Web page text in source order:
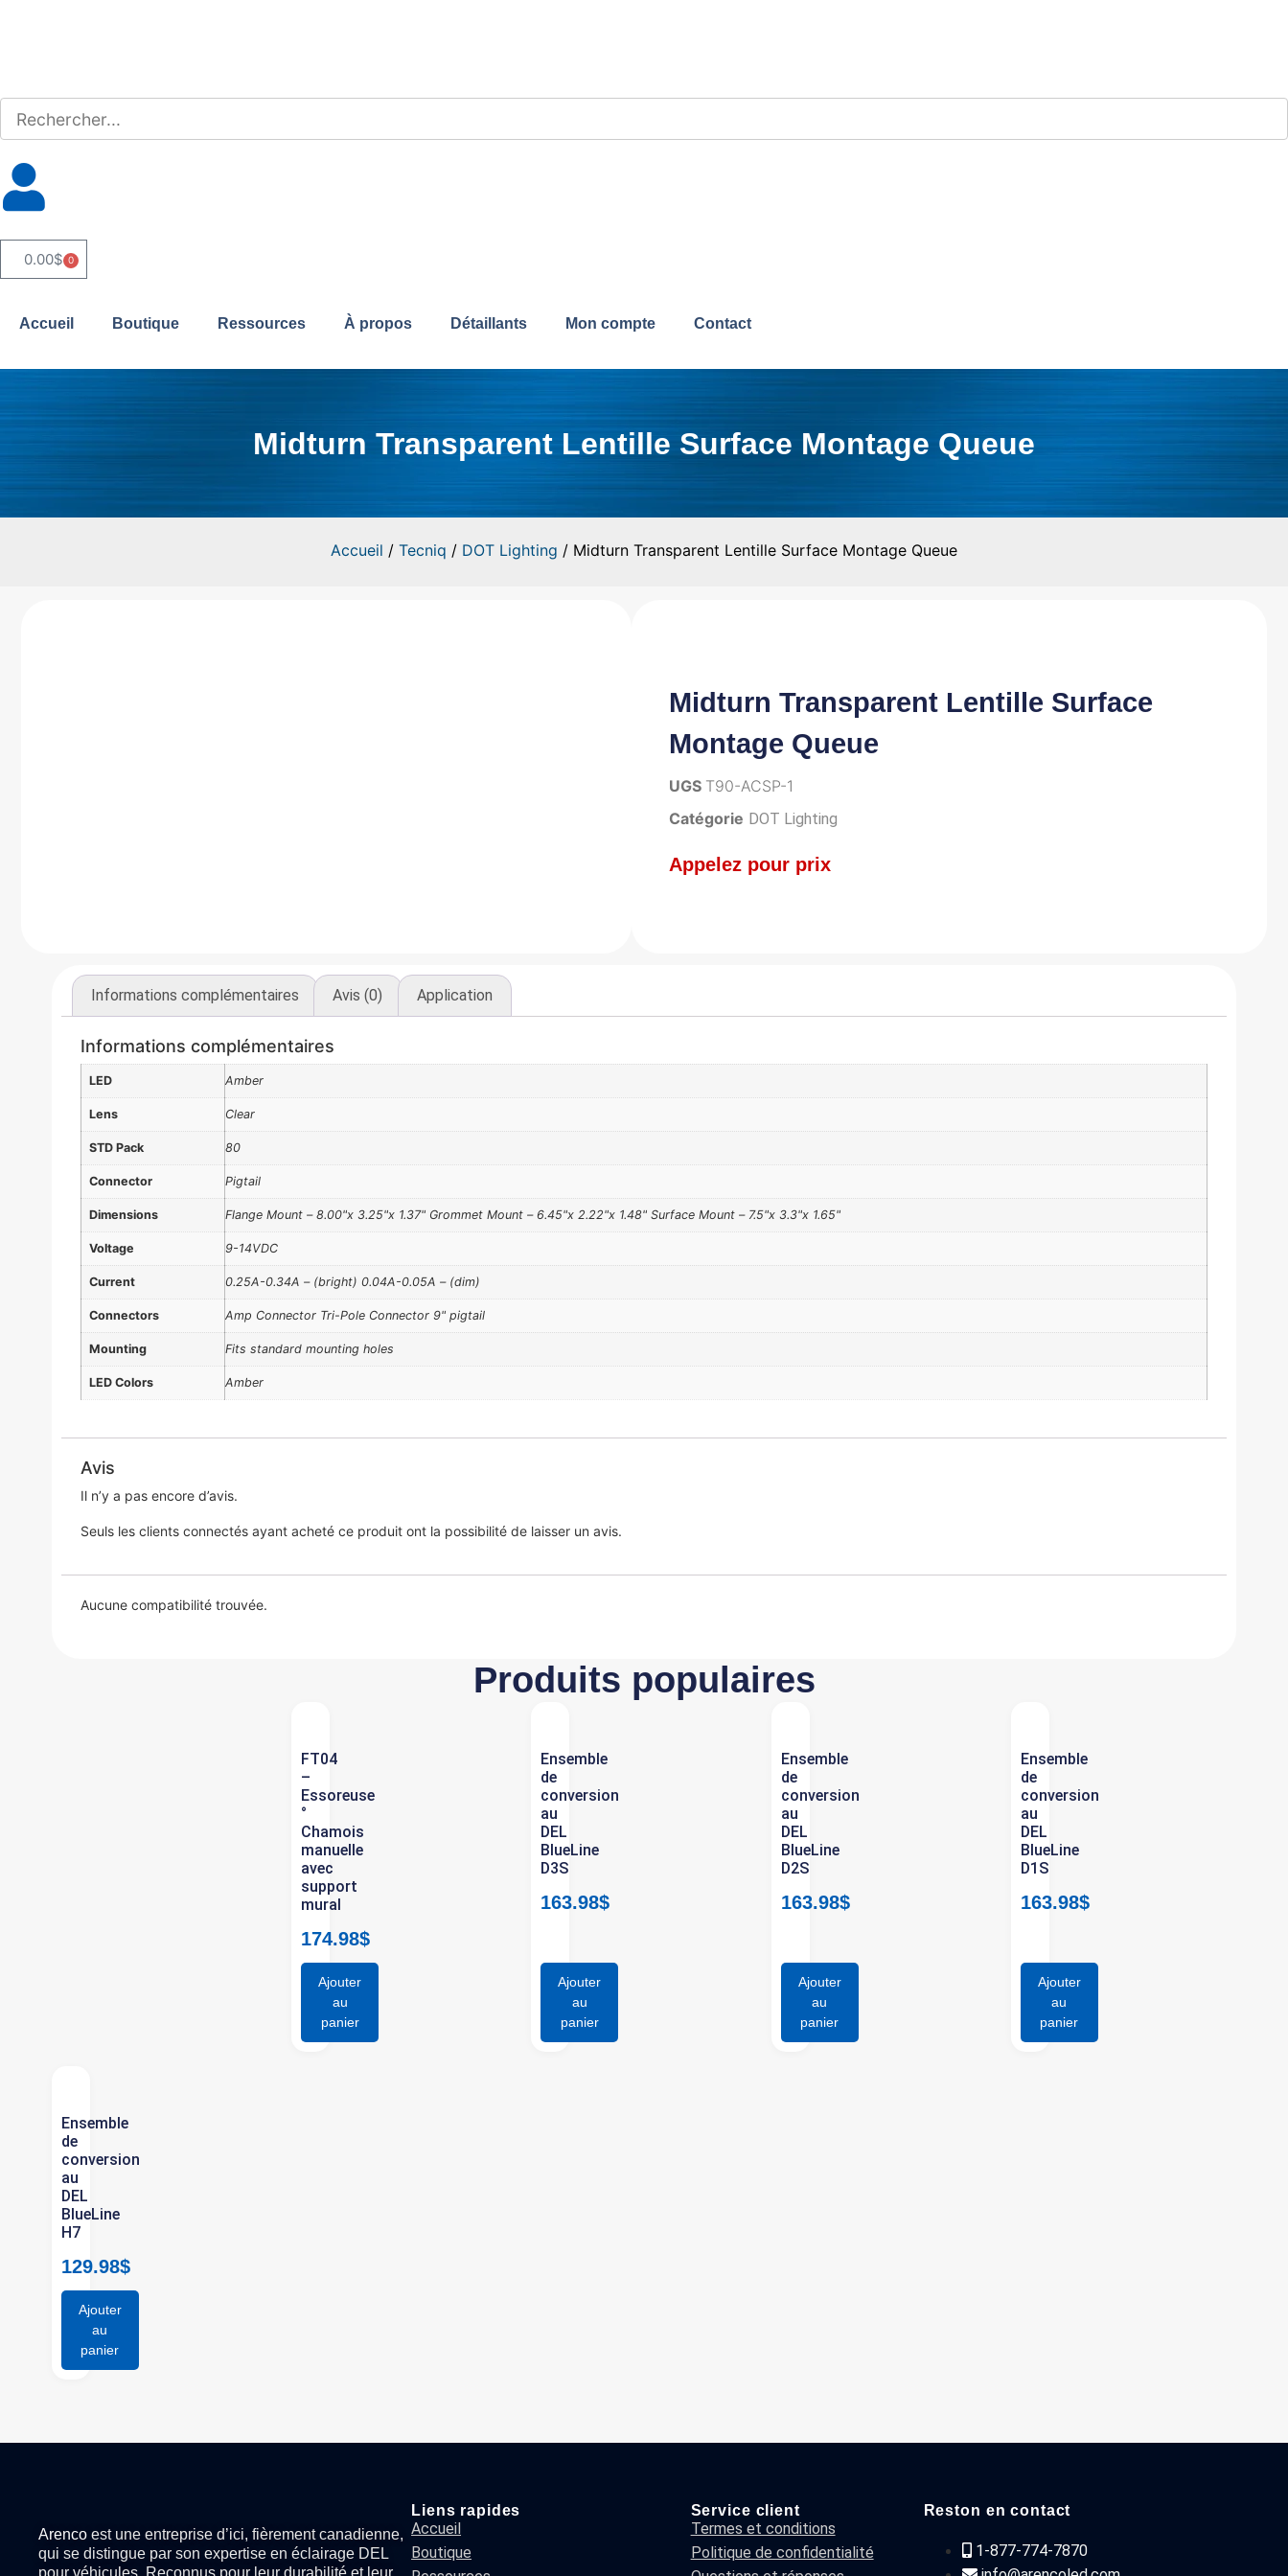
0.00$ 0
Accueil Boutique Ressources À propos Détaillants Mon compte Contact
Midturn Transparent Lentille Surface Montage Queue
Accueil / Tecniq / DOT Lighting / Midturn Transparent Lentille Surface Montage Queue
Midturn Transparent Lentille Surface
Montage Queue
UGS T90-ACSP-1
Catégorie DOT Lighting
Appelez pour prix
Informations complémentaires Avis (0) Application
Informations complémentaires
LED Amber
Lens Clear
STD Pack 80
Connector Pigtail
Dimensions Flange Mount – 8.00"x 3.25"x 1.37" Grommet Mount – 6.45"x 2.22"x 1.48" Surface Mount – 7.5"x 3.3"x 1.65"
Voltage 9-14VDC
Current 0.25A-0.34A – (bright) 0.04A-0.05A – (dim)
Connectors Amp Connector Tri-Pole Connector 9" pigtail
Mounting Fits standard mounting holes
LED Colors Amber
Avis
Il n’y a pas encore d’avis.
Seuls les clients connectés ayant acheté ce produit ont la possibilité de laisser un avis.
Aucune compatibilité trouvée.
Produits populaires
FT04
–
Essoreuse
°
Chamois
manuelle
avec
support
mural
174.98$
Ajouter
au
panier
Ensemble
de
conversion
au
DEL
BlueLine
D3S
163.98$
Ajouter
au
panier
Ensemble
de
conversion
au
DEL
BlueLine
D2S
163.98$
Ajouter
au
panier
Ensemble
de
conversion
au
DEL
BlueLine
D1S
163.98$
Ajouter
au
panier
Ensemble
de
conversion
au
DEL
BlueLine
H7
129.98$
Ajouter
au
panier
Arenco est une entreprise d’ici, fièrement canadienne,
qui se distingue par son expertise enéclairage DEL
pour véhicules . Reconnus pour leur durabilité et leur
Liens rapides
Accueil
Boutique
Service client
Termes et conditions
Politique de confidentialité
Reston en contact
1-877-774-7870